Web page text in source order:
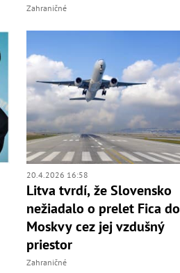
Zahraničné
20.4.2026 16:58
Litva tvrdí, že Slovensko
nežiadalo o prelet Fica do
Moskvy cez jej vzdušný
priestor
Zahraničné